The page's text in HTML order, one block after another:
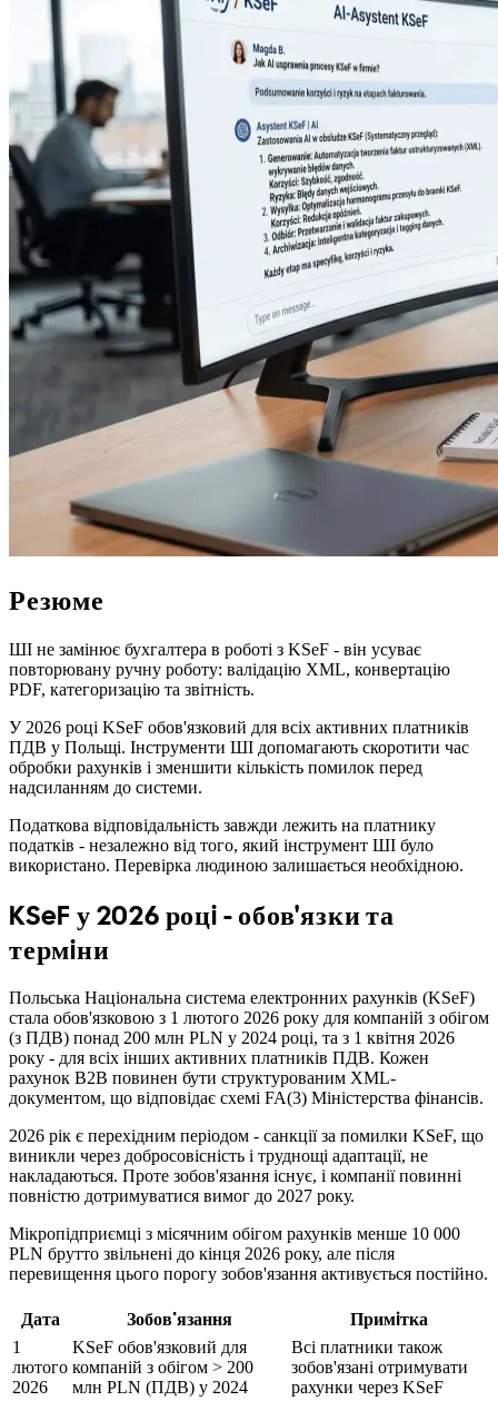
Резюме
ШI не замiнює бухгалтера в роботi з KSeF - вiн усуває
повторювану ручну роботу: валiдацiю XML, конвертацiю
PDF, категоризацiю та звiтнiсть.
У 2026 роцi KSeF обов'язковий для всiх активних платникiв
ПДВ у Польщi. Iнструменти ШI допомагають скоротити час
обробки рахункiв i зменшити кiлькiсть помилок перед
надсиланням до системи.
Податкова вiдповiдальнiсть завжди лежить на платнику
податкiв - незалежно вiд того, який iнструмент ШI було
використано. Перевiрка людиною залишається необхiдною.
KSeF у 2026 роцi - обов'язки та
термiни
Польська Нацiональна система електронних рахункiв (KSeF)
стала обов'язковою з 1 лютого 2026 року для компанiй з обiгом
(з ПДВ) понад 200 млн PLN у 2024 роцi, та з 1 квiтня 2026
року - для всiх iнших активних платникiв ПДВ. Кожен
рахунок B2B повинен бути структурованим XML-
документом, що вiдповiдає схемi FA(3) Мiнiстерства фiнансiв.
2026 рiк є перехiдним перiодом - санкцiї за помилки KSeF, що
виникли через добросовiснiсть i труднощi адаптацiї, не
накладаються. Проте зобов'язання iснує, i компанiї повиннi
повнiстю дотримуватися вимог до 2027 року.
Мiкропiдприємцi з мiсячним обiгом рахункiв менше 10 000
PLN брутто звiльненi до кiнця 2026 року, але пiсля
перевищення цього порогу зобов'язання активується постiйно.
Дата Зобов'язання Примiтка
1
лютого
2026
KSeF обов'язковий для
компанiй з обiгом > 200
млн PLN (ПДВ) у 2024
Всi платники також
зобов'язанi отримувати
рахунки через KSeF